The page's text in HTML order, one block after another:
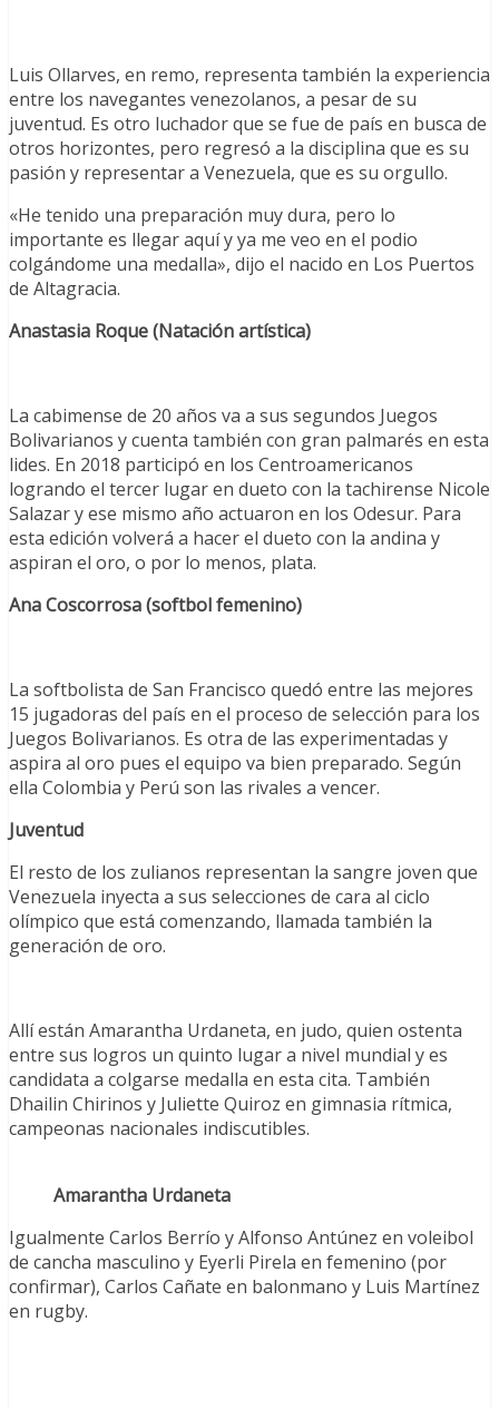
Luis Ollarves, en remo, representa también la experiencia
entre los navegantes venezolanos, a pesar de su
juventud. Es otro luchador que se fue de país en busca de
otros horizontes, pero regresó a la disciplina que es su
pasión y representar a Venezuela, que es su orgullo.
«He tenido una preparación muy dura, pero lo
importante es llegar aquí y ya me veo en el podio
colgándome una medalla», dijo el nacido en Los Puertos
de Altagracia.
Anastasia Roque (Natación artística)
La cabimense de 20 años va a sus segundos Juegos
Bolivarianos y cuenta también con gran palmarés en esta
lides. En 2018 participó en los Centroamericanos
logrando el tercer lugar en dueto con la tachirense Nicole
Salazar y ese mismo año actuaron en los Odesur. Para
esta edición volverá a hacer el dueto con la andina y
aspiran el oro, o por lo menos, plata.
Ana Coscorrosa (softbol femenino)
La softbolista de San Francisco quedó entre las mejores
15 jugadoras del país en el proceso de selección para los
Juegos Bolivarianos. Es otra de las experimentadas y
aspira al oro pues el equipo va bien preparado. Según
ella Colombia y Perú son las rivales a vencer.
Juventud
El resto de los zulianos representan la sangre joven que
Venezuela inyecta a sus selecciones de cara al ciclo
olímpico que está comenzando, llamada también la
generación de oro.
Allí están Amarantha Urdaneta, en judo, quien ostenta
entre sus logros un quinto lugar a nivel mundial y es
candidata a colgarse medalla en esta cita. También
Dhailin Chirinos y Juliette Quiroz en gimnasia rítmica,
campeonas nacionales indiscutibles.
Amarantha Urdaneta
Igualmente Carlos Berrío y Alfonso Antúnez en voleibol
de cancha masculino y Eyerli Pirela en femenino (por
confirmar), Carlos Cañate en balonmano y Luis Martínez
en rugby.